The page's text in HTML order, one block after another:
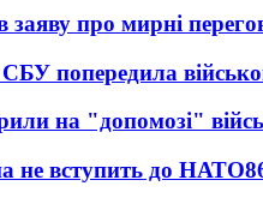
заяву про мирні
попередила
на "допомозі"
не вступить до НАТО